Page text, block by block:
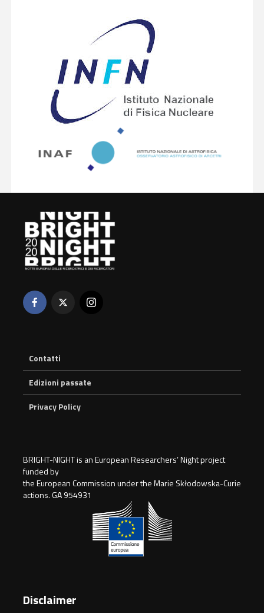
Contatti
Edizioni passate
Privacy Policy
BRIGHT-NIGHT is an European Researchers’ Night project
funded by
the European Commission under the Marie Skłodowska-Curie
actions. GA 954931
Disclaimer